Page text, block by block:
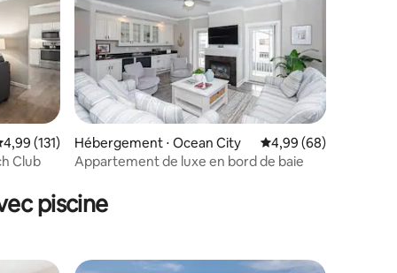
: 4,97 sur 5
moyenne sur la base de 131 commentaires : 4,99 sur 5
4,99 (131)
Club
Hébergement ⋅ Ocean City Évaluation moyenne
4,99 (68)
Appartement de luxe en bord de baie
piscine